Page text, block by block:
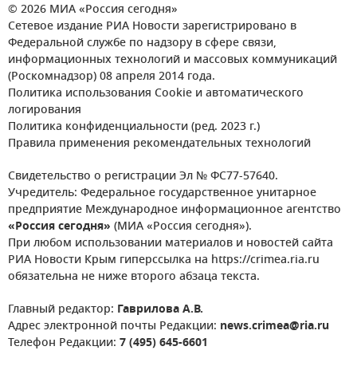
© 2026 МИА «Россия сегодня»
Сетевое издание РИА Новости зарегистрировано в
Федеральной службе по надзору в сфере связи,
информационных технологий и массовых коммуникаций
(Роскомнадзор) 08 апреля 2014 года.
Политика использования Cookie и автоматического
логирования
Политика конфиденциальности (ред. 2023 г.)
Правила применения рекомендательных технологий
Свидетельство о регистрации Эл № ФС77-57640.
Учредитель: Федеральное государственное унитарное
предприятие Международное информационное агентство
«Россия сегодня» (МИА «Россия сегодня»).
При любом использовании материалов и новостей сайта
РИА Новости Крым гиперссылка на https://crimea.ria.ru
обязательна не ниже второго абзаца текста.
Главный редактор: Гаврилова А.В.
Адрес электронной почты Редакции: news.crimea@ria.ru
Телефон Редакции: 7 (495) 645-6601